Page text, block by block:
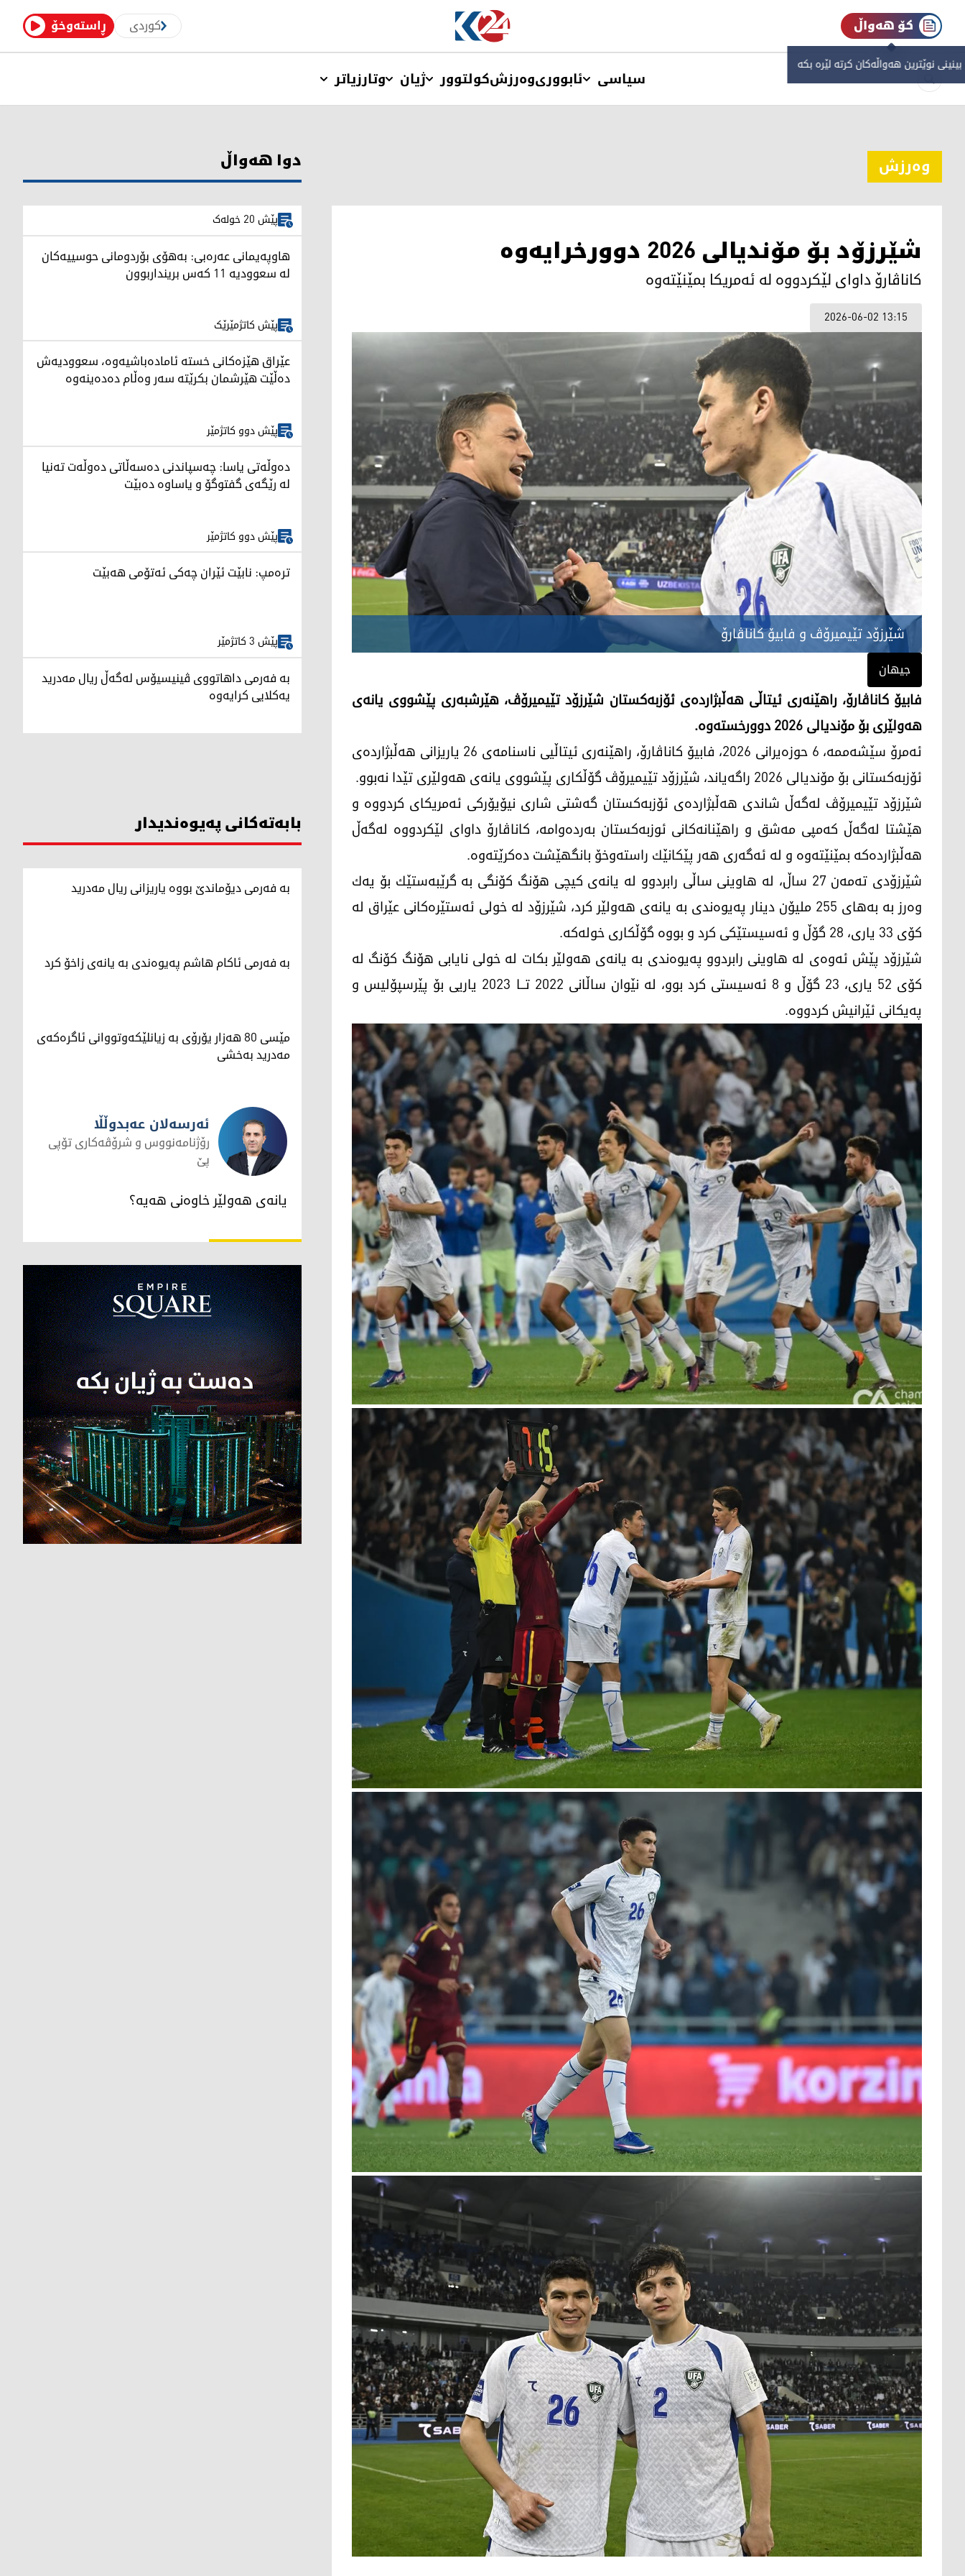
ڕاستەوخۆ کوردی کۆ هەواڵ
نوێترین هەواڵەکان کرتە لێرە بکە
سیاسی ئابووریوەرزشکولتوور ژیان وتارزیاتر
وەرزش
شێرزۆد بۆ مۆندیالی 2026 دوورخرایەوە
كاناڤارۆ داوای لێكردووە لە ئەمریكا بمێنێتەوە
2026-06-02 13:15
شێرزۆد تێیمیرۆڤ و فابیۆ كاناڤارۆ
جیهان
فابیۆ كاناڤارۆ، راهێنەری ئیتاڵی هەڵبژاردەی ئۆزبەكستان شێرزۆد تێیمیرۆڤ، هێرشبەری پێشووی یانەی
هەولێری بۆ مۆندیالی 2026 دوورخستەوە.
ئەمرۆ سێشەممە، 6 حوزەیرانی 2026، فابیۆ كاناڤارۆ، راهێنەری ئیتاڵیی ناسنامەی 26 یاریزانی هەڵبژاردەی
ئۆزبەكستانی بۆ مۆندیالی 2026 راگەیاند، شێرزۆد تێیمیرۆڤ گۆڵكاری پێشووی یانەی هەولێری تێدا نەبوو.
شێرزۆد تێیمیرۆڤ لەگەڵ شاندی هەڵبژاردەی ئۆزبەكستان گەشتی شاری نیۆیۆركی ئەمریكای كردووە و
هێشتا لەگەڵ كەمپی مەشق و راهێنانەكانی ئوزبەكستان بەردەوامە، كاناڤارۆ داوای لێكردووە لەگەڵ
هەڵبژاردەكە بمێنێتەوە و لە ئەگەری هەر پێكانێك راستەوخۆ بانگهێشت دەكرێتەوە.
شێرزۆدی تەمەن 27 ساڵ، لە هاوینی ساڵی رابردوو لە یانەی كیچی هۆنگ كۆنگی بە گرێبەستێك بۆ یەك
وەرز بە بەهای 255 ملیۆن دینار پەیوەندی بە یانەی هەولێر كرد، شێرزۆد لە خولی ئەستێرەكانی عێراق لە
كۆی 33 یاری، 28 گۆڵ و ئەسیستێكی كرد و بووە گۆڵكاری خولەكە.
شێرزۆد پێش ئەوەی لە هاوینی رابردوو پەیوەندی بە یانەی هەولێر بكات لە خولی نایابی هۆنگ كۆنگ لە
كۆی 52 یاری، 23 گۆڵ و 8 ئەسیستی كرد بوو، لە نێوان ساڵانی 2022 تــا 2023 یاریی بۆ پێرسپۆلیس و
پەیكانی ئێرانیش كردووە.
دوا هەواڵ
پێش 20 خولەک
هاوپەیمانی عەرەبی: بەهۆی بۆردومانی حوسییەکان
لە سعوودیە 11 کەس برینداربوون
پێش کاتژمێرێک
عێراق هێزەکانی خستە ئامادەباشیەوە، سعوودیەش
دەڵێت هێرشمان بکرێتە سەر وەڵام دەدەینەوە
پێش دوو کاتژمێر
دەوڵەتی یاسا: چەسپاندنی دەسەڵاتی دەوڵەت تەنیا
لە رێگەی گفتوگۆ و یاساوە دەبێت
پێش دوو کاتژمێر
ترەمپ: نابێت ئێران چەکی ئەتۆمی هەبێت
پێش 3 کاتژمێر
بە فەرمی داهاتووی ڤینیسیۆس لەگەڵ ریال مەدرید
یەکلایی کرایەوە
بابەتەکانی پەیوەندیدار
بە فەرمی دیۆماندێ بووە یاریزانی ریال مەدرید
بە فەرمی ئاکام هاشم پەیوەندی بە یانەی زاخۆ کرد
مێسی 80 هەزار یۆرۆی بە زیانلێکەوتووانی ئاگرەکەی
مەدرید بەخشی
ئەرسەلان عەبدوڵڵا
ئەرسەلان عەبدوڵڵا
رۆژنامەنووس و شرۆڤەکاری تۆپی
پێ
یانه‌ی هه‌ولێر خاوه‌نی هه‌یه‌؟